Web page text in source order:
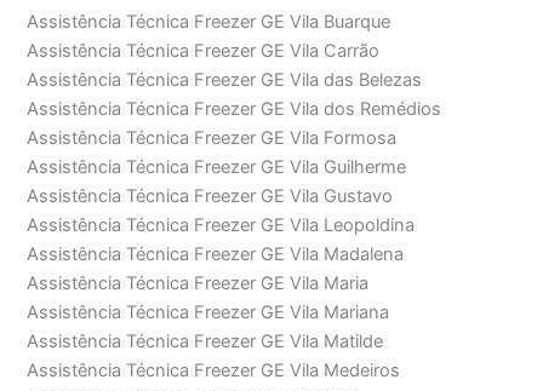
Assistência Técnica Freezer GE Vila Buarque
Assistência Técnica Freezer GE Vila Carrão
Assistência Técnica Freezer GE Vila das Belezas
Assistência Técnica Freezer GE Vila dos Remédios
Assistência Técnica Freezer GE Vila Formosa
Assistência Técnica Freezer GE Vila Guilherme
Assistência Técnica Freezer GE Vila Gustavo
Assistência Técnica Freezer GE Vila Leopoldina
Assistência Técnica Freezer GE Vila Madalena
Assistência Técnica Freezer GE Vila Maria
Assistência Técnica Freezer GE Vila Mariana
Assistência Técnica Freezer GE Vila Matilde
Assistência Técnica Freezer GE Vila Medeiros